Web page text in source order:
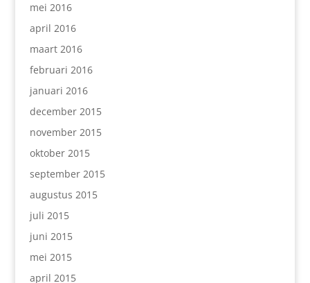
mei 2016
april 2016
maart 2016
februari 2016
januari 2016
december 2015
november 2015
oktober 2015
september 2015
augustus 2015
juli 2015
juni 2015
mei 2015
april 2015